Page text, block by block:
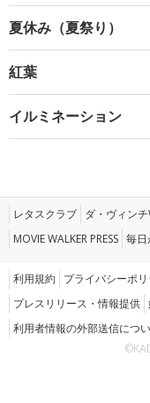
夏休み（夏祭り）
紅葉
イルミネーション
レタスクラブ ダ・ヴィン
MOVIE WALKER PRESS 毎日
利用規約 プライバシーポ
プレスリリース・情報提供
利用者情報の外部送信につ